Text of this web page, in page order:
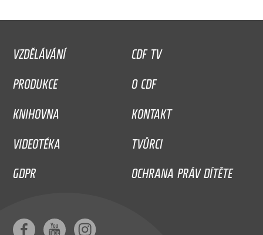
VZDĚLÁVÁNÍ
CDF TV
PRODUKCE
O CDF
KNIHOVNA
KONTAKT
VIDEOTÉKA
TVŮRCI
GDPR
OCHRANA PRÁV DÍTĚTE